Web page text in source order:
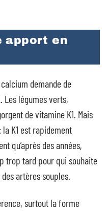
apport en
demande de
Les légumes verts,
de vitamine K1. Mais
la K1 est rapidement
qu’après des années,
trop tard pour qui souhaite
artères souples.
surtout la forme